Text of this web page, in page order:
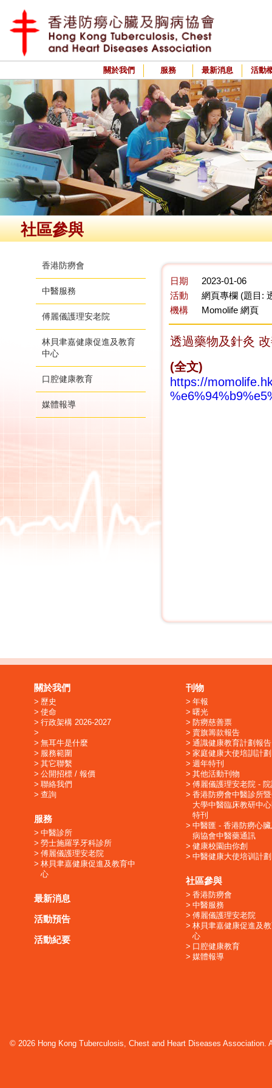
關於我們 服務 最新消息 活動
社區參與
香港防癆會
中醫服務
傅麗儀護理安老院
林貝聿嘉健康促進及教育
中心
口腔健康教育
媒體報導
日期
2023-01-06
活動
網頁專欄 (題目:
機構
Momolife 網頁
透過藥物及針灸
(全文)
https://
關於我們
歷史
使命
行政架構 2026-2027
無耳牛是什麼
服務範圍
其它聯繫
公開招標 / 報價
聯絡我們
查詢
服務
中醫診所
勞士施羅孚牙科診所
傅麗儀護理安老院
林貝聿嘉健康促進及教育中
心
最新消息
活動預告
活動紀要
刊物
年報
曙光
防癆慈善票
賣旗籌款報告
通識健康教育計劃報告
家庭健康大使培訓計劃
週年特刊
其他活動刊物
傅麗儀護理安老院 -
香港防癆會中醫診所
大學中醫臨床教研中
特刊
中醫匯 - 香港防癆心
病協會中醫藥通訊
健康校園由你創
中醫健康大使培训計劃
社區參與
香港防癆會
中醫服務
傅麗儀護理安老院
林貝聿嘉健康促進及
心
口腔健康教育
媒體報導
© 2026 Hong Kong Tuberculosis, Chest and Heart Diseases Association.